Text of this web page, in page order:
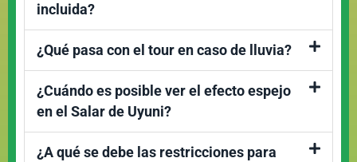
incluida?
¿Qué pasa con el tour en caso de lluvia?
¿Cuándo es posible ver el efecto espejo
en el Salar de Uyuni?
¿A qué se debe las restricciones para